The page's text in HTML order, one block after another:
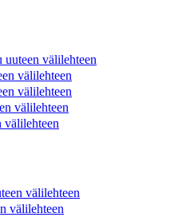
uuteen välilehteen
välilehteen
välilehteen
välilehteen
välilehteen
välilehteen
välilehteen